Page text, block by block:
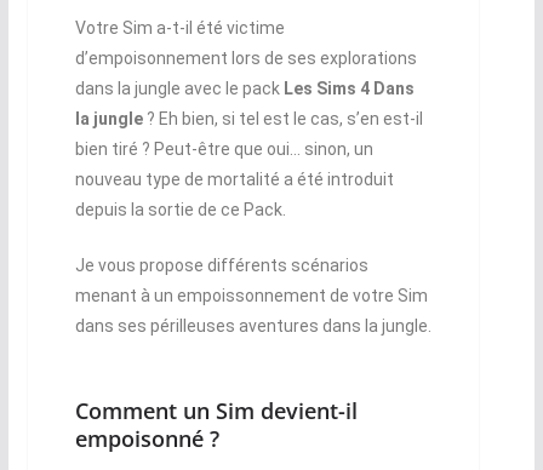
Votre Sim a-t-il été victime
d’empoisonnement lors de ses explorations
dans la jungle avec le packLes Sims 4 Dans
la jungle? Eh bien, si tel est le cas, s’en est-il
bien tiré ? Peut-être que oui… sinon, un
nouveau type de mortalité a été introduit
depuis la sortie de ce Pack.
Je vous propose différents scénarios
menant à un empoissonnement de votre Sim
dans ses périlleuses aventures dans la jungle.
Comment un Sim devient-il
empoisonné ?